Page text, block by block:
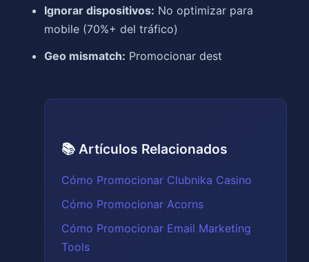
Ignorar dispositivos: No optimizar para
mobile (70%+ del tráfico)
Geo mismatch: Promocionar dest
📚 Artículos Relacionados
Cómo Promocionar Clubnika Casino
Cómo Promocionar Acorns
Cómo Promocionar Email Marketing
Tools